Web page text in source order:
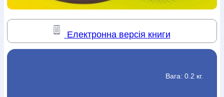
Книга в комплекті
За додатковою інформацією дзвоніть за номером:
(097) 880-6379
Ми у Facebook
Електронна версія книги
Вага: 0.2 кг.